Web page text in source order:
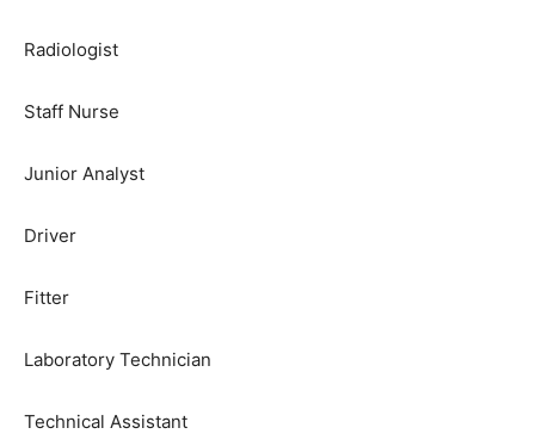
Radiologist
Staff Nurse
Junior Analyst
Driver
Fitter
Laboratory Technician
Technical Assistant